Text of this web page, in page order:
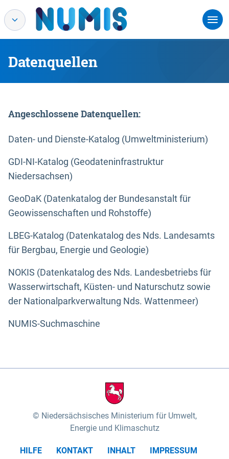
Datenquellen
Angeschlossene Datenquellen:
Daten- und Dienste-Katalog (Umweltministerium)
GDI-NI-Katalog (Geodateninfrastruktur
Niedersachsen)
GeoDaK (Datenkatalog der Bundesanstalt für
Geowissenschaften und Rohstoffe)
LBEG-Katalog (Datenkatalog des Nds. Landesamts
für Bergbau, Energie und Geologie)
NOKIS (Datenkatalog des Nds. Landesbetriebs für
Wasserwirtschaft, Küsten- und Naturschutz sowie
der Nationalparkverwaltung Nds. Wattenmeer)
NUMIS-Suchmaschine
Niedersächsisches Ministerium für Umwelt,
Energie und Klimaschutz
HILFE KONTAKT INHALT
IMPRESSUM